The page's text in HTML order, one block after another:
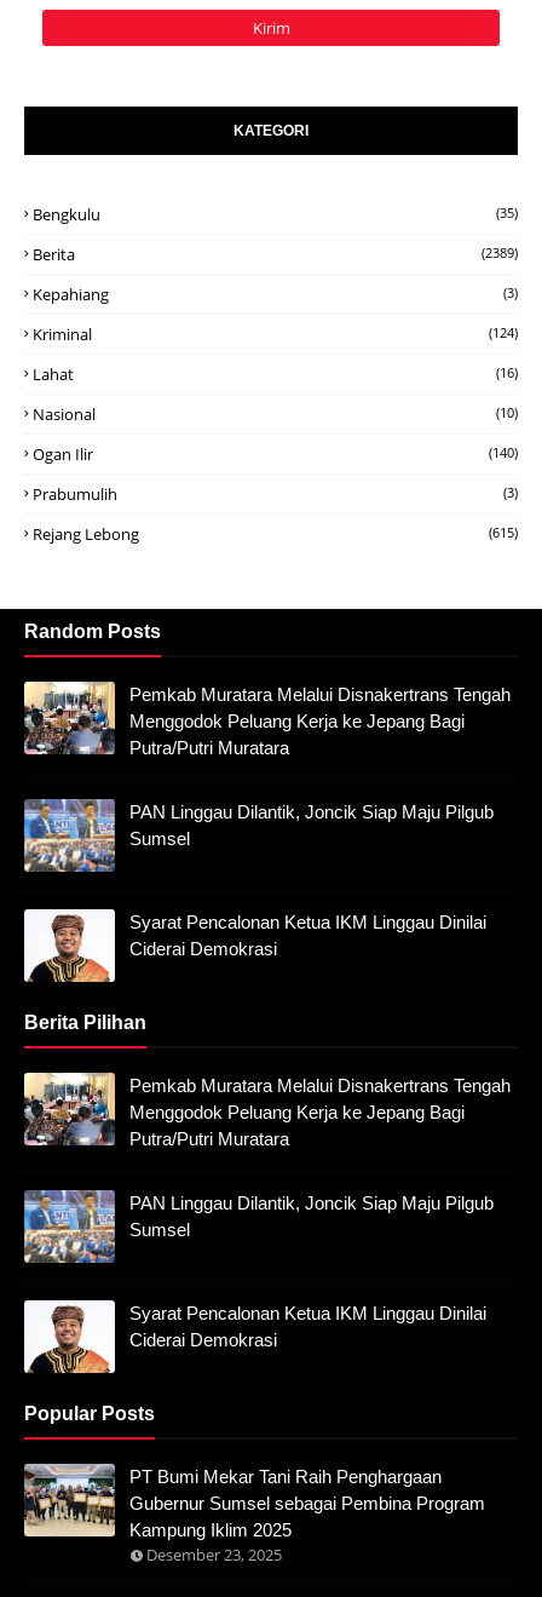
KATEGORI
Bengkulu (35)
Berita (2389)
Kepahiang (3)
Kriminal (124)
Lahat (16)
Nasional (10)
Ogan Ilir (140)
Prabumulih (3)
Rejang Lebong (615)
Random Posts
Pemkab Muratara Melalui Disnakertrans Tengah
Menggodok Peluang Kerja ke Jepang Bagi
Putra/Putri Muratara
PAN Linggau Dilantik, Joncik Siap Maju Pilgub
Sumsel
Syarat Pencalonan Ketua IKM Linggau Dinilai
Ciderai Demokrasi
Berita Pilihan
Pemkab Muratara Melalui Disnakertrans Tengah
Menggodok Peluang Kerja ke Jepang Bagi
Putra/Putri Muratara
PAN Linggau Dilantik, Joncik Siap Maju Pilgub
Sumsel
Syarat Pencalonan Ketua IKM Linggau Dinilai
Ciderai Demokrasi
Popular Posts
PT Bumi Mekar Tani Raih Penghargaan
Gubernur Sumsel sebagai Pembina Program
Kampung Iklim 2025
Desember 23, 2025